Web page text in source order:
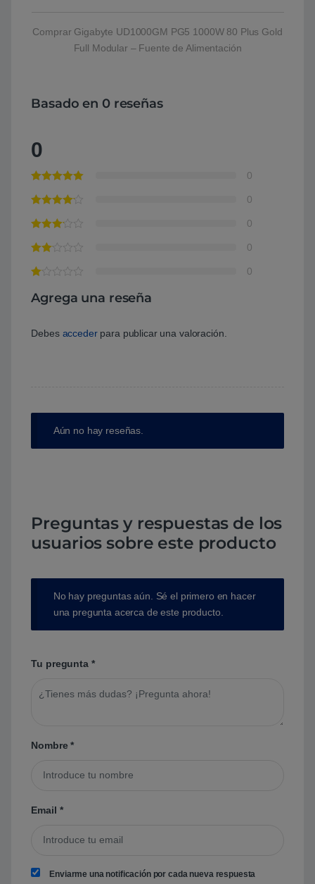
Comprar Gigabyte UD1000GM PG5 1000W 80 Plus Gold
Full Modular – Fuente de Alimentación
Basado en 0 reseñas
0
0
0
0
0
0
Agrega una reseña
Debes accederpara publicar una valoración.
Aún no hay reseñas.
Preguntas y respuestas de los
usuarios sobre este producto
No hay preguntas aún. Sé el primero en hacer
una pregunta acerca de este producto.
Tu pregunta *
Nombre*
Email *
Enviarme una notificación por cada nueva respuesta